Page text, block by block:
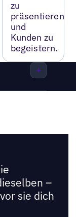
zu
präsentieren
und
Kunden zu
begeistern.
–
sie dich